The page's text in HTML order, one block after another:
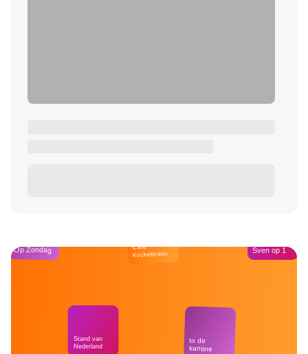
Op Zondag
Stand van
Nederland
Café
Kockelmann
In de
kantine
Sven op 1